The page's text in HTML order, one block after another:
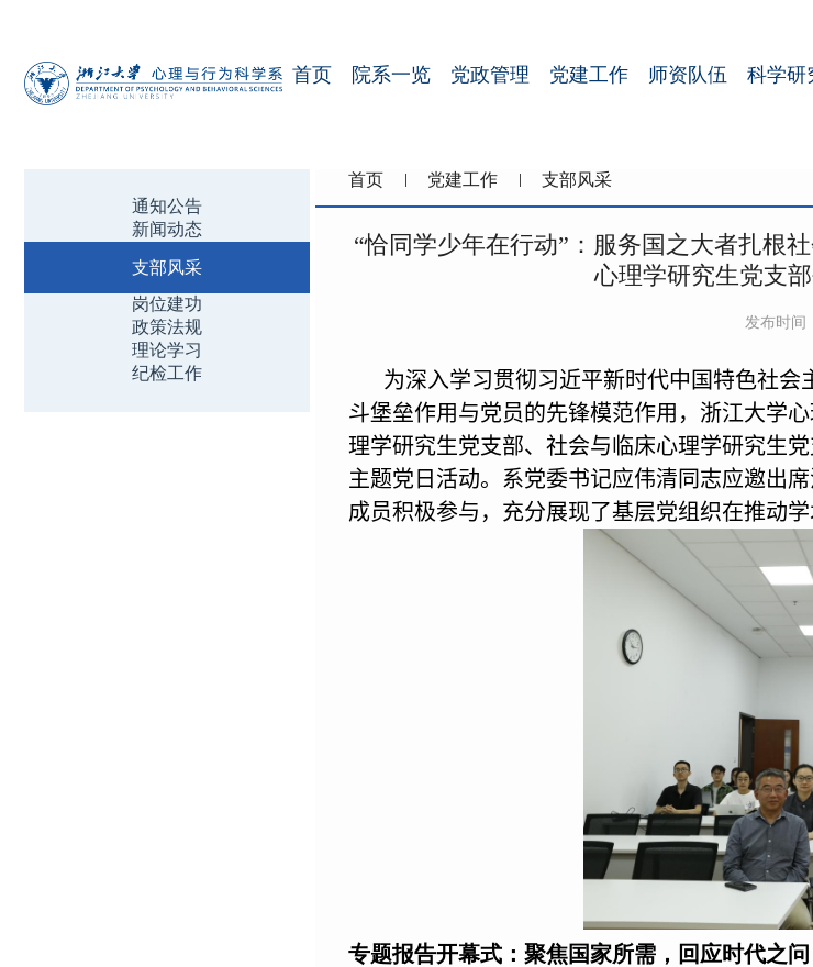
首页 院系一览 党政管理 党建工作 师资队伍 科学研
通知公告
新闻动态
支部风采
岗位建功
政策法规
理论学习
纪检工作
首页 党建工作 支部风采
“恰同学少年在行动”：服务国之大者扎
心理学研究生党支
发布时间
为深入学习贯彻习近平新时代中国特色社
斗堡垒作用与党员的先锋模范作用，浙江大学
理学研究生党支部、社会与临床心理学研究生
主题党日活动。系党委书记应伟清同志应邀出席
成员积极参与，充分展现了基层党组织在推动
专题报告开幕式：聚焦国家所需，回应时代之问